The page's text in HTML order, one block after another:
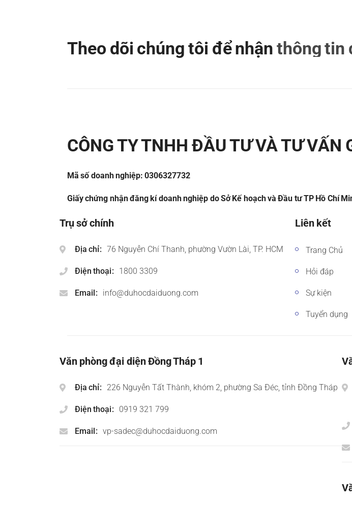
Theo dõi chúng tôi để nhận thông tin
CÔNG TY TNHH ĐẦU TƯ VÀ TƯ VẤN
Mã số doanh nghiệp: 0306327732
Giấy chứng nhận đăng kí doanh nghiệp do Sở Kế hoạch và Đầu tư TP Hồ Chí
Trụ sở chính
Địa chỉ 76 Nguyễn Chí Thanh, phường Vườn Lài, TP. HCM
Điện thoại 1800 3309
Email info@duhocdaiduong.com
Liên kết
Trang Chủ
Hỏi đáp
Sự kiện
Tuyển dụng
Văn phòng đại diện Đồng Tháp 1
Địa chỉ 226 Nguyễn Tất Thành, khóm 2, phường Sa Đéc, tỉnh Đồng Tháp
Điện thoại 0919 321 799
Email vp-sadec@duhocdaiduong.com